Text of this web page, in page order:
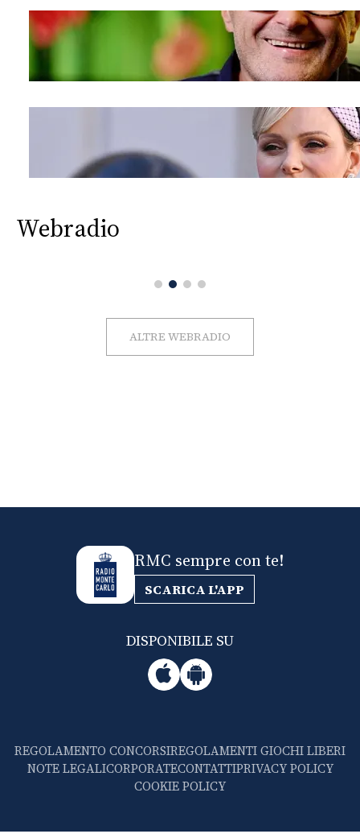
Webradio
ALTRE WEBRADIO
RMC sempre con te!
SCARICA L'APP
DISPONIBILE SU
REGOLAMENTO CONCORSIREGOLAMENTI GIOCHI LIBERI
NOTE LEGALICORPORATECONTATTIPRIVACY POLICY
COOKIE POLICY